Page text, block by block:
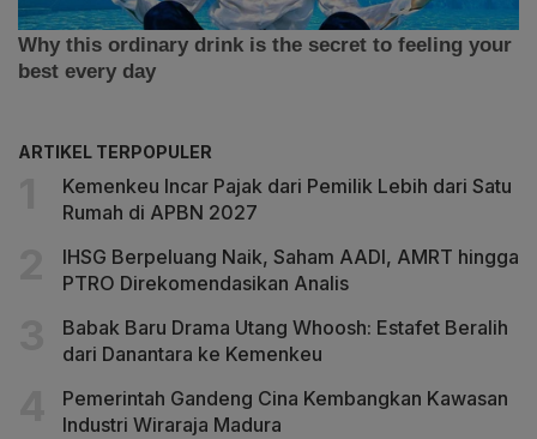
ARTIKEL TERPOPULER
Kemenkeu Incar Pajak dari Pemilik Lebih dari Satu
Rumah di APBN 2027
IHSG Berpeluang Naik, Saham AADI, AMRT hingga
PTRO Direkomendasikan Analis
Babak Baru Drama Utang Whoosh: Estafet Beralih
dari Danantara ke Kemenkeu
Pemerintah Gandeng Cina Kembangkan Kawasan
Industri Wiraraja Madura